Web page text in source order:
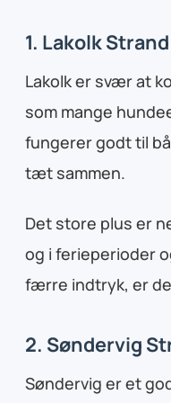
1. Lakolk
Lakolk er svær at
som mange
fungerer godt til
tæt sammen.
Det store plus er
og i ferieperioder
færre indtryk, er
2. Søndervig
Søndervig er et